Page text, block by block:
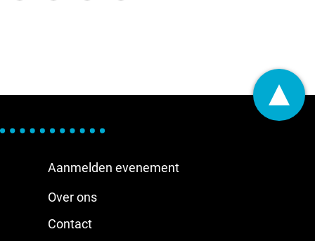
Aanmelden evenement
Over ons
Contact